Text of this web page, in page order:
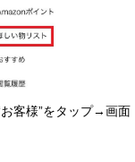
客様”をタップ→画面